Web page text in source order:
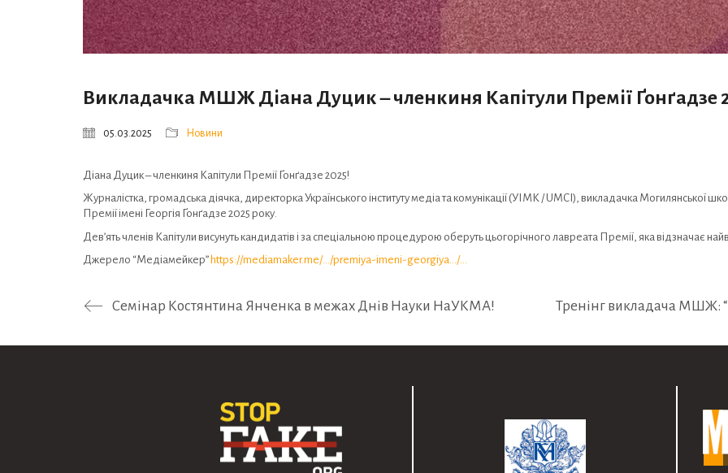
Викладачка МШЖ Діана Дуцик – членкиня Капітули Премії Ґонґадзе
05.03.2025 Новини
Діана Дуцик – членкиня Капітули Премії Ґонґадзе 2025!
Журналістка, громадська діячка, директорка Українського інституту медіа та комунікації (УІМК / UMCI), викладачка Могилянської
Премії імені Георгія Ґонґадзе 2025 року.
Дев’ять членів Капітули висунуть кандидатів і за спеціальною процедурою оберуть цьогорічного лавреата Премії, яка відзначає
Джерело “Медіамейкер” https://mediamaker.me/…/premiya-imeni-georgiya…/…
Семінар Костянтина Янченка в межах Днів Науки НаУКМА! Тренінг викладача МШЖ: